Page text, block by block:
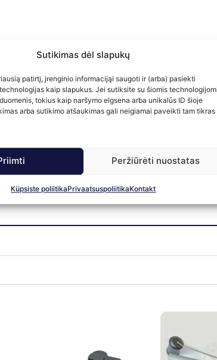
Sutikimas dėl slapukų
patirtį, įrenginio informacijąi saugoti ir (arba) pasiekti
kaip slapukus. Jei sutiksite su šiomis
tokius kaip naršymo elgsena arba unikalūs ID šioje
arba sutikimo atšaukimas gali neigiamai paveikti tam tikras
Peržiūrėti nuostatas
Küpsiste poliitikaPrivaatsuspoliitikaKontakt